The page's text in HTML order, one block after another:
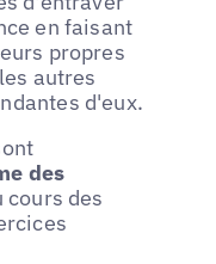
en faisant
propres
autres
d'eux.
des
cours des